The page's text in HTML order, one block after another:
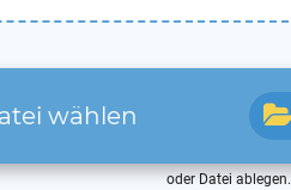
wählen
oder Datei ablegen.